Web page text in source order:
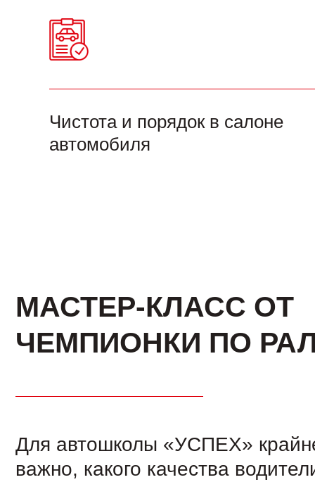
Чистота и порядок в салоне
автомобиля
МАСТЕР-КЛАСС ОТ
ЧЕМПИОНКИ ПО
Для автошколы «УСПЕХ»
важно, какого качества